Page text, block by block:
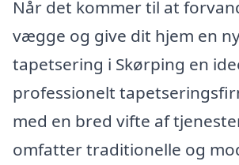
Når det kommer til at
vægge og give dit hjem en
tapetsering i Skørping en
professionelt
med en bred vifte af
omfatter traditionelle og